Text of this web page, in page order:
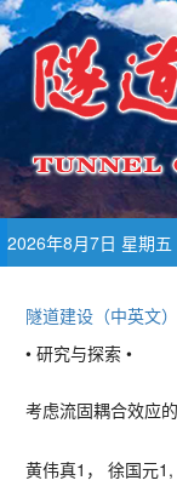
2026年8月7日 星期五
隧道建设（中英文）
• 研究与探索 •
考虑流固耦合效应
黄伟真1 ， 徐国元